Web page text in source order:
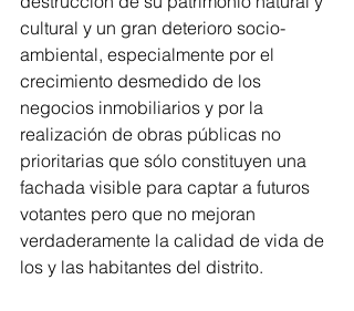
cultural y un gran deterioro socio-
ambiental, especialmente por el
crecimiento desmedido de los
negocios inmobiliarios y por la
realización de obras públicas no
prioritarias que sólo constituyen una
fachada visible para captar a futuros
votantes pero que no mejoran
verdaderamente la calidad de vida de
los y las habitantes del distrito.